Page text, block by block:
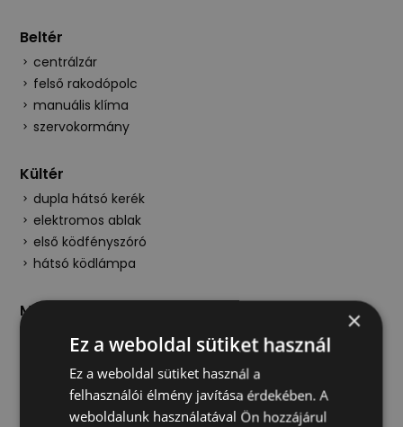
Beltér
centrálzár
felső rakodópolc
manuális klíma
szervokormány
Kültér
dupla hátsó kerék
elektromos ablak
első ködfényszóró
hátsó ködlámpa
Multimédia/Navigáció
autórádió
Műszaki
×
Ez a weboldal sütiket használ
Ez a weboldal sütiket használ a
felhasználói élmény javítása érdekében. A
weboldalunk használatával Ön hozzájárul